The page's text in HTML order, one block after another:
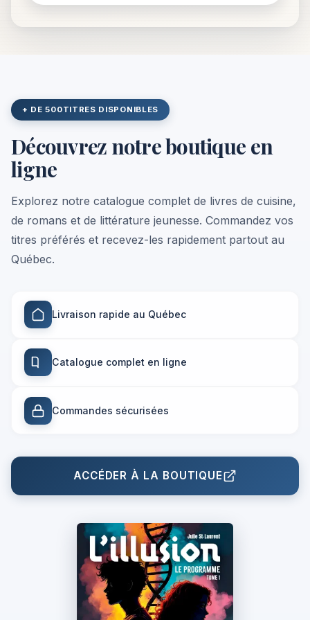
+ DE 500TITRES DISPONIBLES
Découvrez notre boutique en
ligne
Explorez notre catalogue complet de livres de cuisine,
de romans et de littérature jeunesse. Commandez vos
titres préférés et recevez-les rapidement partout au
Québec.
Livraison rapide au Québec
Catalogue complet en ligne
Commandes sécurisées
ACCÉDER À LA BOUTIQUE